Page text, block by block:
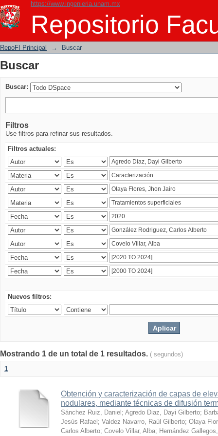
https://www.ingenieria.unam.mx
Repositorio
Buscar
RepoFI Principal → Buscar
Buscar
Buscar:
Filtros
Use filtros para refinar sus resultados.
Filtros actuales:
Nuevos filtros:
Mostrando 1 de un total de 1 resultados. ( segundos)
1
Obtención y caracterización de capas de
nodulares, mediante técnicas de difusión
Sánchez Ruiz, Daniel ; Agredo Diaz, Dayi Gilberto;
Jesús Rafael ; Valdez Navarro, Raúl Gilberto; Olaya
Carlos Alberto; Covelo Villar, Alba; Hernández